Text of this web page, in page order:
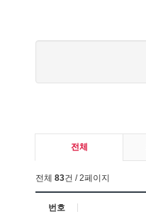
전체
전체 83건 / 2페이지
번호